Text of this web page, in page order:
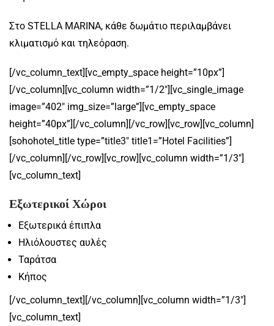
Στο STELLA MARINA, κάθε δωμάτιο περιλαμβάνει
κλιματισμό και τηλεόραση.
[/vc_column_text][vc_empty_space height=”10px”]
[/vc_column][vc_column width=”1/2″][vc_single_image
image=”402″ img_size=”large”][vc_empty_space
height=”40px”][/vc_column][/vc_row][vc_row][vc_column]
[sohohotel_title type=”title3″ title1=”Hotel Facilities”]
[/vc_column][/vc_row][vc_row][vc_column width=”1/3″]
[vc_column_text]
Εξωτερικοί Χώροι
Εξωτερικά έπιπλα
Ηλιόλουστες αυλές
Ταράτσα
Κήπος
[/vc_column_text][/vc_column][vc_column width=”1/3″]
[vc_column_text]